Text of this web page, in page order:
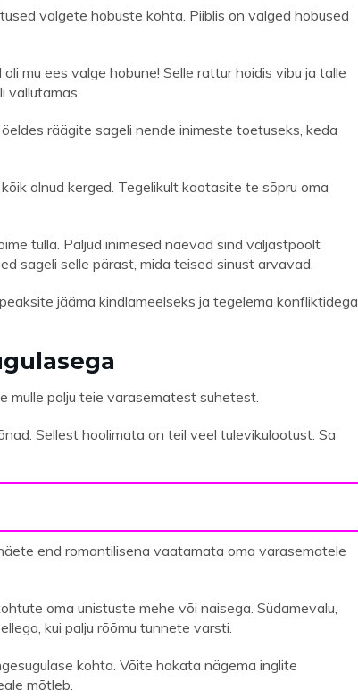
valgete hobuste kohta. Piiblis on valged hobused
mu ees valge hobune! Selle rattur hoidis vibu ja talle
vallutamas.
räägite sageli nende inimeste toetuseks, keda
olnud kerged. Tegelikult kaotasite te sõpru oma
tulla. Paljud inimesed näevad sind väljastpoolt
sageli selle pärast, mida teised sinust arvavad.
jääma kindlameelseks ja tegelema konfliktidega
mulle palju teie varasematest suhetest.
Sellest hoolimata on teil veel tulevikulootust. Sa
end romantilisena vaatamata oma varasematele
oma unistuste mehe või naisega. Südamevalu,
kui palju rõõmu tunnete varsti.
kohta. Võite hakata nägema inglite
mõtleb.